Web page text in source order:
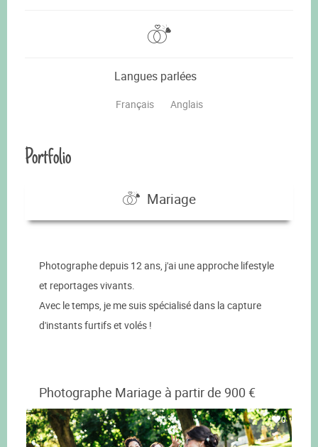
Langues parlées
Français Anglais
Portfolio
Mariage
Photographe depuis 12 ans, j'ai une approche lifestyle
et reportages vivants.
Avec le temps, je me suis spécialisé dans la capture
d'instants furtifs et volés !
Photographe Mariage à partir de 900 €
0